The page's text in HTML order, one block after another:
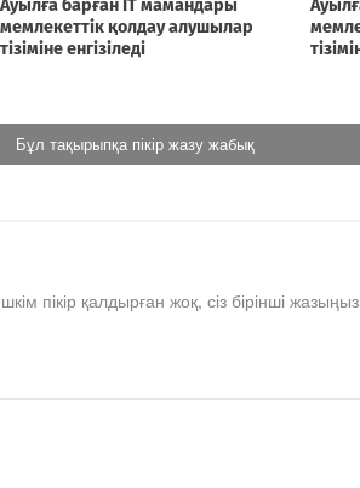
Бұл тақырыпқа пікір жазу жабық
пікір қалдырған жоқ, сіз бірінші жазыңыз